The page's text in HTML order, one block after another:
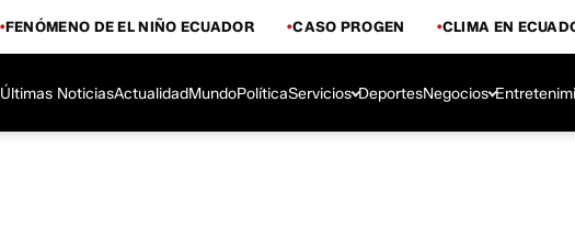
FENÓMENO DE EL NIÑO ECUADOR CASO PROGEN CLIMA EN
Últimas NoticiasActualidadMundoPolíticaServicios DeportesNegocios